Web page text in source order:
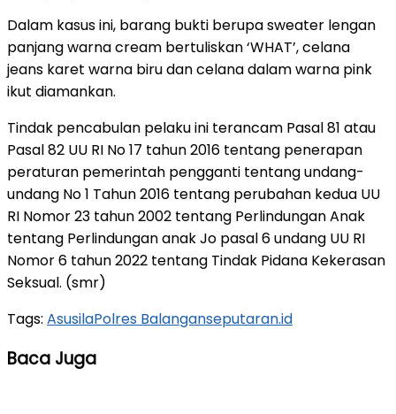
Dalam kasus ini, barang bukti berupa sweater lengan
panjang warna cream bertuliskan ‘WHAT’, celana
jeans karet warna biru dan celana dalam warna pink
ikut diamankan.
Tindak pencabulan pelaku ini terancam Pasal 81 atau
Pasal 82 UU RI No 17 tahun 2016 tentang penerapan
peraturan pemerintah pengganti tentang undang-
undang No 1 Tahun 2016 tentang perubahan kedua UU
RI Nomor 23 tahun 2002 tentang Perlindungan Anak
tentang Perlindungan anak Jo pasal 6 undang UU RI
Nomor 6 tahun 2022 tentang Tindak Pidana Kekerasan
Seksual. (smr)
Tags: AsusilaPolres Balanganseputaran.id
Baca Juga